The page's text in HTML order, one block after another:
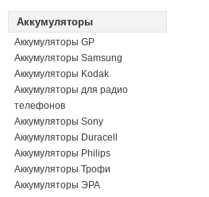
Аккумуляторы
Аккумуляторы GP
Аккумуляторы Samsung
Аккумуляторы Kodak
Аккумуляторы для радио
телефонов
Аккумуляторы Sony
Аккумуляторы Duracell
Аккумуляторы Philips
Аккумуляторы Трофи
Аккумуляторы ЭРА